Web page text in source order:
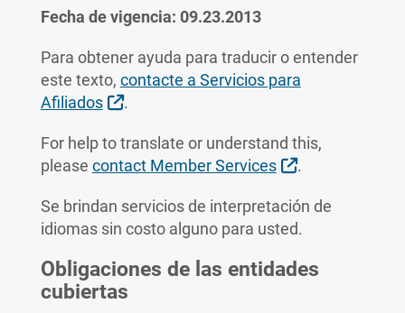
Fecha de vigencia: 09.23.2013
Para obtener ayuda para traducir o entender
este texto, contacte a Servicios para
Afiliados
External Link
.
For help to translate or understand this,
please contact Member Services External Link
.
Se brindan servicios de interpretación de
idiomas sin costo alguno para usted.
Obligaciones de las entidades
cubiertas